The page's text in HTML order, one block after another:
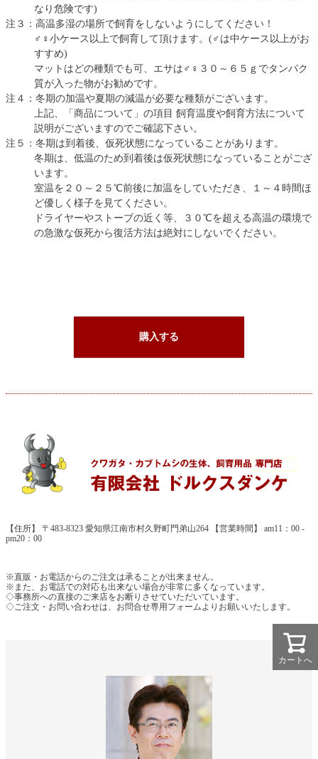
なり危険です)
注３：高温多湿の場所で飼育をしないようにしてください！
♂♀小ケース以上で飼育して頂けます。(♂は中ケース以上がお
すすめ)
マットはどの種類でも可、エサは♂♀３０～６５ｇでタンパク
質が入った物がお勧めです。
注４：冬期の加温や夏期の減温が必要な種類がございます。
上記、「商品について」の項目 飼育温度や飼育方法について
説明がございますのでご確認下さい。
注５：冬期は到着後、仮死状態になっていることがあります。
冬期は、低温のため到着後は仮死状態になっていることがござ
います。
室温を２０～２５℃前後に加温をしていただき、１～４時間ほ
ど優しく様子を見てください。
ドライヤーやストーブの近く等、３０℃を超える高温の環境で
の急激な仮死から復活方法は絶対にしないでください。
購入する
【住所】 〒483-8323 愛知県江南市村久野町門弟山264 【営業時間】 am11：00 -
pm20：00
※直販・お電話からのご注文は承ることが出来ません。
※また、お電話での対応も出来ない場合が非常に多くなっています。
◇事務所への直接のご来店をお断りさせていただいています。
◇ご注文・お問い合わせは、お問合せ専用フォームよりお願いいたします。
カートへ